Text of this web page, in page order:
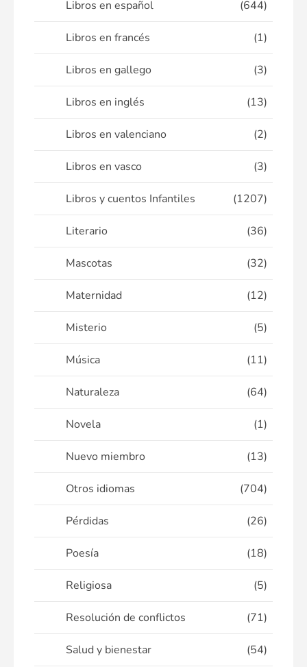
Libros en español (644)
Libros en francés (1)
Libros en gallego (3)
Libros en inglés (13)
Libros en valenciano (2)
Libros en vasco (3)
Libros y cuentos Infantiles (1207)
Literario (36)
Mascotas (32)
Maternidad (12)
Misterio (5)
Música (11)
Naturaleza (64)
Novela (1)
Nuevo miembro (13)
Otros idiomas (704)
Pérdidas (26)
Poesía (18)
Religiosa (5)
Resolución de conflictos (71)
Salud y bienestar (54)